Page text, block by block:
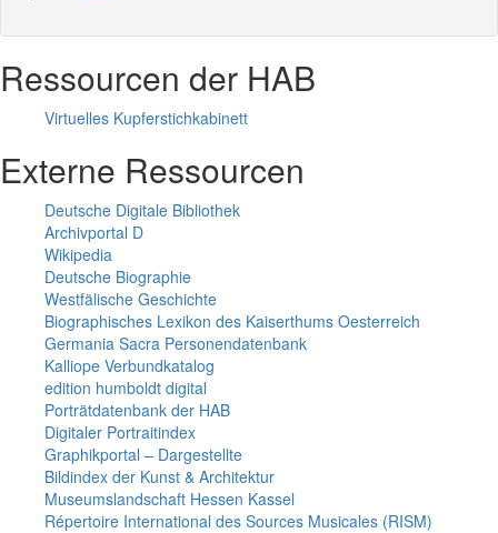
Ressourcen der HAB
Virtuelles Kupferstichkabinett
Externe Ressourcen
Deutsche Digitale Bibliothek
Archivportal D
Wikipedia
Deutsche Biographie
Westfälische Geschichte
Biographisches Lexikon des Kaiserthums Oesterreich
Germania Sacra Personendatenbank
Kalliope Verbundkatalog
edition humboldt digital
Porträtdatenbank der HAB
Digitaler Portraitindex
Graphikportal – Dargestellte
Bildindex der Kunst & Architektur
Museumslandschaft Hessen Kassel
Répertoire International des Sources Musicales (RISM)